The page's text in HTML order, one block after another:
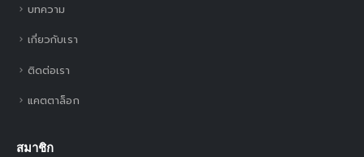
บทความ
เกี่ยวกับเรา
ติดต่อเรา
แคตตาล็อก
สมาชิก